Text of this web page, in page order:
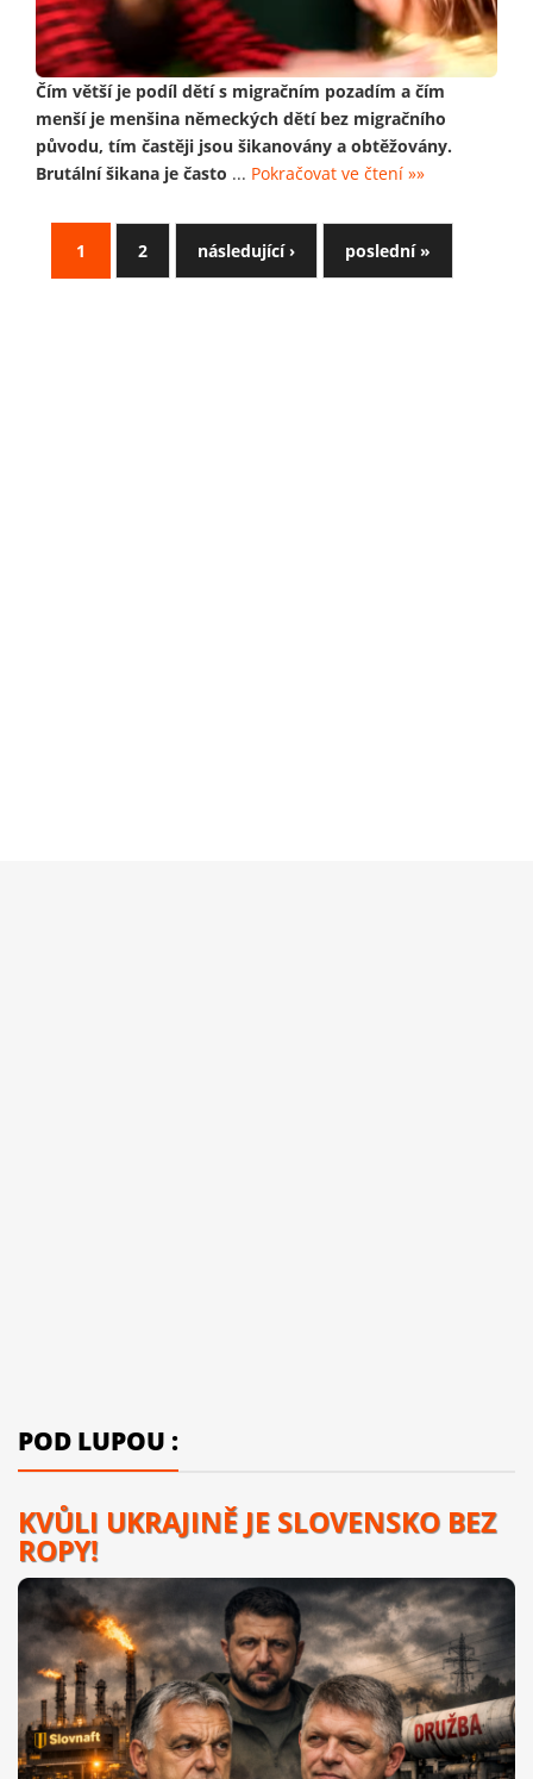
Čím větší je podíl dětí s migračním pozadím a čím
menší je menšina německých dětí bez migračního
původu, tím častěji jsou šikanovány a obtěžovány.
Brutální šikana je často ... Pokračovat ve čtení »»
1 2 následující › poslední »
POD LUPOU :
KVŮLI UKRAJINĚ JE SLOVENSKO BEZ
ROPY!